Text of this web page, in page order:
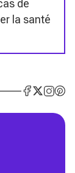
de
la santé